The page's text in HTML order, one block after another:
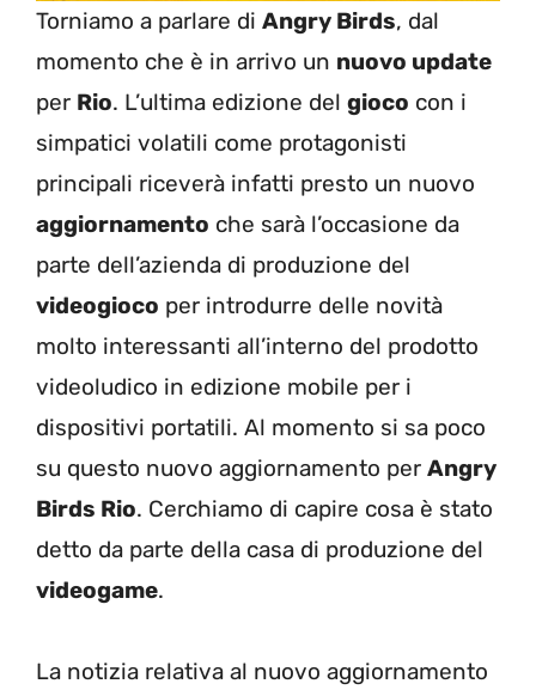
Torniamo a parlare di Angry Birds, dal
momento che è in arrivo un nuovo update
per Rio. L’ultima edizione del gioco con i
simpatici volatili come protagonisti
principali riceverà infatti presto un nuovo
aggiornamento che sarà l’occasione da
parte dell’azienda di produzione del
videogioco per introdurre delle novità
molto interessanti all’interno del prodotto
videoludico in edizione mobile per i
dispositivi portatili. Al momento si sa poco
su questo nuovo aggiornamento per Angry
Birds Rio. Cerchiamo di capire cosa è stato
detto da parte della casa di produzione del
videogame.
La notizia relativa al nuovo aggiornamento